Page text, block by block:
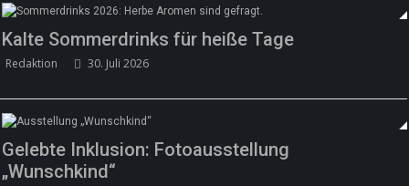
Kalte Sommerdrinks für heiße Tage
Redaktion 30. Juli 2026
Gelebte Inklusion: Fotoausstellung
„Wunschkind“